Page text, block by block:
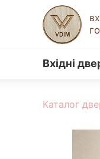
Вхідні
Каталог